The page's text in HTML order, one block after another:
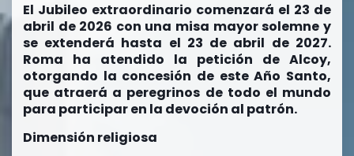
El Jubileo extraordinario comenzará el 23 de
abril de 2026 con una misa mayor solemne y
se extenderá hasta el 23 de abril de 2027.
Roma ha atendido la petición de Alcoy,
otorgando la concesión de este Año Santo,
que atraerá a peregrinos de todo el mundo
para participar en la devoción al patrón.
Dimensión religiosa